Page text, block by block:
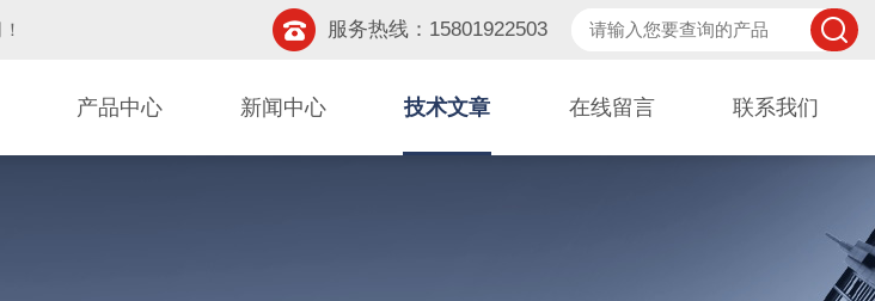
！ 服务热线：15801922503
产品中心 新闻中心 技术文章 在线留言 联系我们